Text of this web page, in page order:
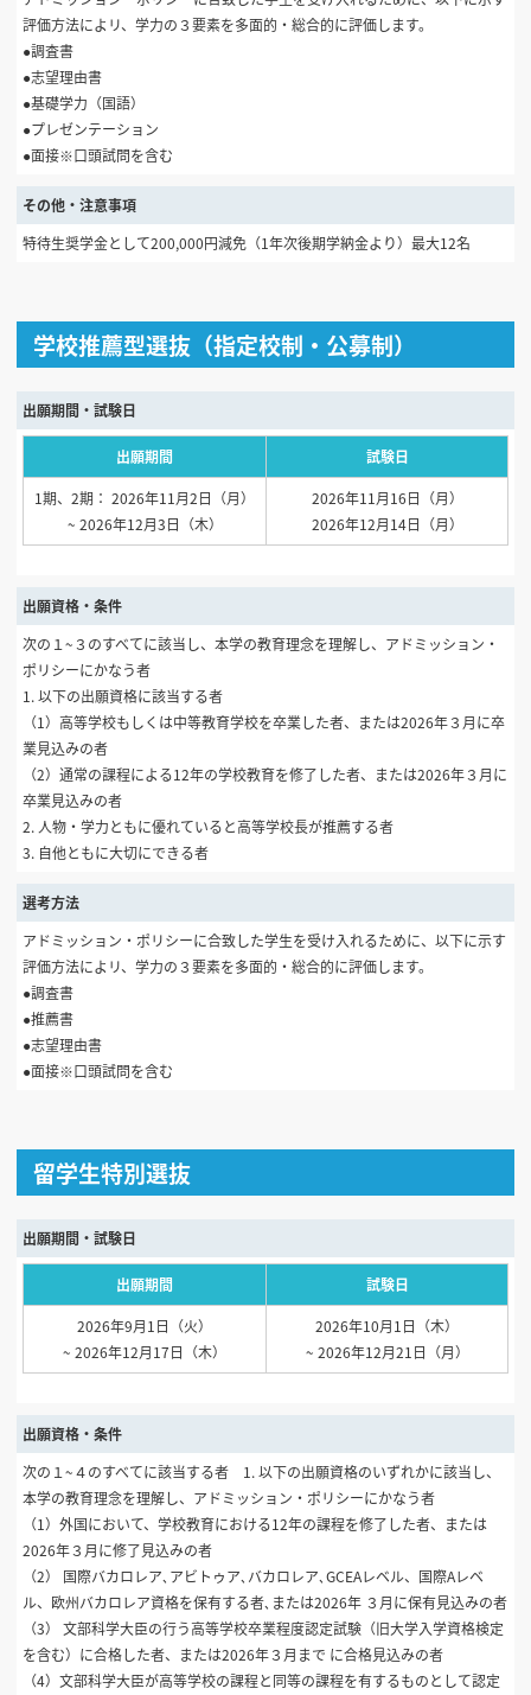
評価方法によリ、学力の３要素を多面的・総合的に評価します。
●調査書
●志望理由書
●基礎学力（国語）
●プレゼンテーション
●面接※口頭試問を含む
その他・注意事項
特待生奨学金として200,000円減免（1年次後期学納金より）最大12名
学校推薦型選抜（指定校制・公募制）
出願期間・試験日
出願期間 試験日
1期、2期： 2026年11月2日（月）
~ 2026年12月3日（木）
2026年11月16日（月）
2026年12月14日（月）
出願資格・条件
次の１~３のすべてに該当し、本学の教育理念を理解し、アドミッション・
ポリシーにかなう者
1. 以下の出願資格に該当する者
（1）高等学校もしくは中等教育学校を卒業した者、または2026年３月に卒
業見込みの者
（2）通常の課程による12年の学校教育を修了した者、または2026年３月に
卒業見込みの者
2. 人物・学力ともに優れていると高等学校長が推薦する者
3. 自他ともに大切にできる者
選考方法
アドミッション・ポリシーに合致した学生を受け入れるために、以下に示す
評価方法によリ、学力の３要素を多面的・総合的に評価します。
●調査書
●推薦書
●志望理由書
●面接※口頭試問を含む
留学生特別選抜
出願期間・試験日
出願期間 試験日
2026年9月1日（火）
~ 2026年12月17日（木）
2026年10月1日（木）
~ 2026年12月21日（月）
出願資格・条件
次の１~４のすべてに該当する者 1. 以下の出願資格のいずれかに該当し、
本学の教育理念を理解し、アドミッション・ポリシーにかなう者
（1）外国において、学校教育における12年の課程を修了した者、または
2026年３月に修了見込みの者
（2） 国際バカロレア､アビトゥア､バカロレア､GCEAレベル、国際Aレベ
ル、欧州バカロレア資格を保有する者､または2026年 ３月に保有見込みの者
（3） 文部科学大臣の行う高等学校卒業程度認定試験（旧大学入学資格検定
を含む）に合格した者、または2026年３月まで に合格見込みの者
（4）文部科学大臣が高等学校の課程と同等の課程を有するものとして認定